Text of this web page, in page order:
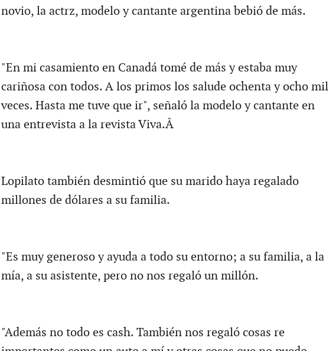
novio, la actrz, modelo y cantante argentina bebió de más.
"En mi casamiento en Canadá tomé de más y estaba muy
cariñosa con todos. A los primos los salude ochenta y ocho mil
veces. Hasta me tuve que ir", señaló la modelo y cantante en
una entrevista a la revista Viva.Â
Lopilato también desmintió que su marido haya regalado
millones de dólares a su familia.
"Es muy generoso y ayuda a todo su entorno; a su familia, a la
mía, a su asistente, pero no nos regaló un millón.
"Además no todo es cash. También nos regaló cosas re